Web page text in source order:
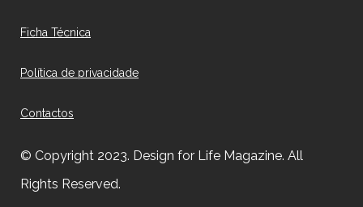
Ficha Técnica
Política de privacidade
Contactos
© Copyright 2023. Design for Life Magazine. All
Rights Reserved.